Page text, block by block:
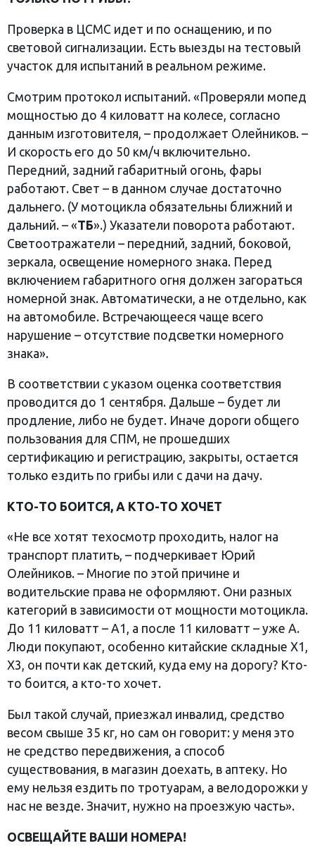
Проверка в ЦСМС идет и по оснащению, и по
световой сигнализации. Есть выезды на тестовый
участок для испытаний в реальном режиме.
Смотрим протокол испытаний. «Проверяли мопед
мощностью до 4 киловатт на колесе, согласно
данным изготовителя, – продолжает Олейников. –
И скорость его до 50 км/ч включительно.
Передний, задний габаритный огонь, фары
работают. Свет – в данном случае достаточно
дальнего. (У мотоцикла обязательны ближний и
дальний. – «ТБ».) Указатели поворота работают.
Светоотражатели – передний, задний, боковой,
зеркала, освещение номерного знака. Перед
включением габаритного огня должен загораться
номерной знак. Автоматически, а не отдельно, как
на автомобиле. Встречающееся чаще всего
нарушение – отсутствие подсветки номерного
знака».
В соответствии с указом оценка соответствия
проводится до 1 сентября. Дальше – будет ли
продление, либо не будет. Иначе дороги общего
пользования для СПМ, не прошедших
сертификацию и регистрацию, закрыты, остается
только ездить по грибы или с дачи на дачу.
КТО-ТО БОИТСЯ, А КТО-ТО ХОЧЕТ
«Не все хотят техосмотр проходить, налог на
транспорт платить, – подчеркивает Юрий
Олейников. – Многие по этой причине и
водительские права не оформляют. Они разных
категорий в зависимости от мощности мотоцикла.
До 11 киловатт – А1, а после 11 киловатт – уже А.
Люди покупают, особенно китайские складные Х1,
Х3, он почти как детский, куда ему на дорогу? Кто-
то боится, а кто-то хочет.
Был такой случай, приезжал инвалид, средство
весом свыше 35 кг, но сам он говорит: у меня это
не средство передвижения, а способ
существования, в магазин доехать, в аптеку. Но
ему нельзя ездить по тротуарам, а велодорожки у
нас не везде. Значит, нужно на проезжую часть».
ОСВЕЩАЙТЕ ВАШИ НОМЕРА!